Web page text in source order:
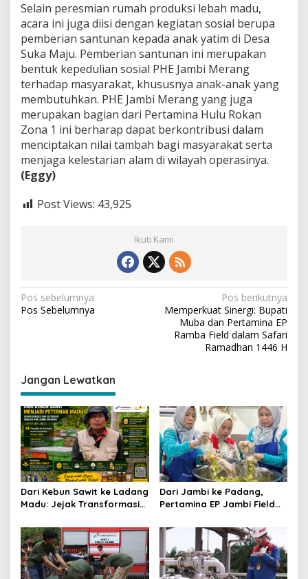
Selain peresmian rumah produksi lebah madu,
acara ini juga diisi dengan kegiatan sosial berupa
pemberian santunan kepada anak yatim di Desa
Suka Maju. Pemberian santunan ini merupakan
bentuk kepedulian sosial PHE Jambi Merang
terhadap masyarakat, khususnya anak-anak yang
membutuhkan. PHE Jambi Merang yang juga
merupakan bagian dari Pertamina Hulu Rokan
Zona 1 ini berharap dapat berkontribusi dalam
menciptakan nilai tambah bagi masyarakat serta
menjaga kelestarian alam di wilayah operasinya.
(Eggy)
Post Views: 43,925
Ikuti Kami
N
a
g
a
s
i
p
o
s
Pos sebelumnya
Pos Sebelumnya
Pos berikutnya
Memperkuat Sinergi: Bupati
Muba dan Pertamina EP
Ramba Field dalam Safari
Ramadhan 1446 H
Jangan Lewatkan
Dari Kebun Sawit ke Ladang
Madu: Jejak Transformasi
Program Beeyond Honey
PHE Jambi Merang
Dari Jambi ke Padang,
Pertamina EP Jambi Field
Berdaya Saing, Kelompok
KUALITAS Siap Lahirkan
Produk Unggulan Baru